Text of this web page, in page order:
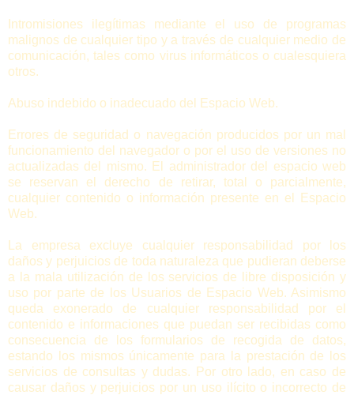
Intromisiones ilegítimas mediante el uso de programas
malignos de cualquier tipo y a través de cualquier medio de
comunicación, tales como virus informáticos o cualesquiera
otros.
Abuso indebido o inadecuado del Espacio Web.
Errores de seguridad o navegación producidos por un mal
funcionamiento del navegador o por el uso de versiones no
actualizadas del mismo. El administrador del espacio web
se reservan el derecho de retirar, total o parcialmente,
cualquier contenido o información presente en el Espacio
Web.
La empresa excluye cualquier responsabilidad por los
daños y perjuicios de toda naturaleza que pudieran deberse
a la mala utilización de los servicios de libre disposición y
uso por parte de los Usuarios de Espacio Web. Asimismo
queda exonerado de cualquier responsabilidad por el
contenido e informaciones que puedan ser recibidas como
consecuencia de los formularios de recogida de datos,
estando los mismos únicamente para la prestación de los
servicios de consultas y dudas. Por otro lado, en caso de
causar daños y perjuicios por un uso ilícito o incorrecto de